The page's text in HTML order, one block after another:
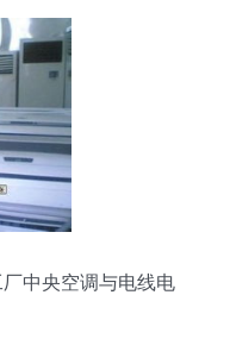
中央空调与电线电